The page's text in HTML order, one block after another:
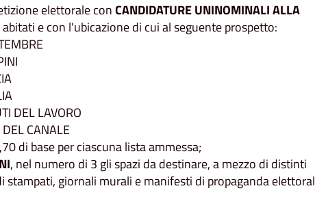
elettorale conCANDIDATURE UNINOMINALI ALLA
e con l'ubicazione di cui al seguente prospetto:
DEL LAVORO
CANALE
di base per ciascuna lista ammessa;
, nel numero di 3 gli spazi da destinare, a mezzo di distinti
stampati, giornali murali e manifesti di propaganda